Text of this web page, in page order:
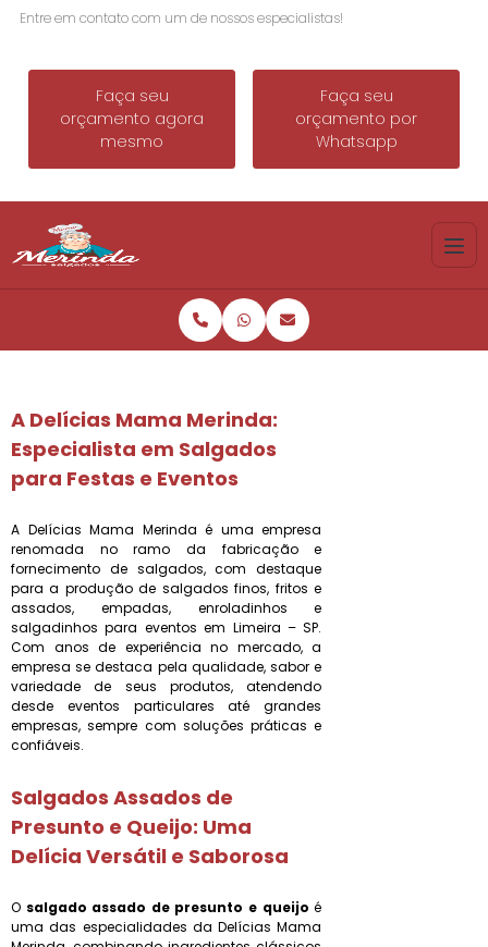
Entre em contato com um de nossos especialistas!
Faça seu
orçamento agora
mesmo
Faça seu
orçamento por
Whatsapp
A Delícias Mama Merinda:
Especialista em Salgados
para Festas e Eventos
A Delícias Mama Merinda é uma empresa
renomada no ramo da fabricação e
fornecimento de salgados, com destaque
para a produção de salgados finos, fritos e
assados, empadas, enroladinhos e
salgadinhos para eventos em Limeira – SP.
Com anos de experiência no mercado, a
empresa se destaca pela qualidade, sabor e
variedade de seus produtos, atendendo
desde eventos particulares até grandes
empresas, sempre com soluções práticas e
confiáveis.
Salgados Assados de
Presunto e Queijo: Uma
Delícia Versátil e Saborosa
O salgado assado de presunto e queijo é
uma das especialidades da Delícias Mama